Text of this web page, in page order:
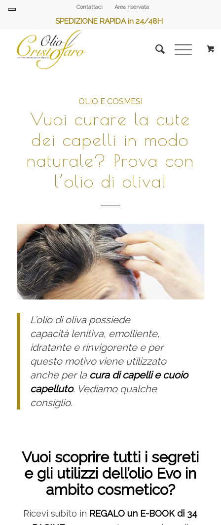
Contattaci Area riservata
SPEDIZIONE RAPIDA in 24/48H
OLIO E COSMESI
Vuoi curare la cute
dei capelli in modo
naturale? Prova con
l’olio di oliva!
L’olio di oliva possiede
capacità lenitiva, emolliente,
idratante e rinvigorente e per
questo motivo viene utilizzato
anche per la cura di capelli e cuoio
capelluto. Vediamo qualche
consiglio.
Vuoi scoprire tutti i segreti
e gli utilizzi dell’olio Evo in
ambito cosmetico?
Ricevi subito in REGALO un E-BOOK di 34